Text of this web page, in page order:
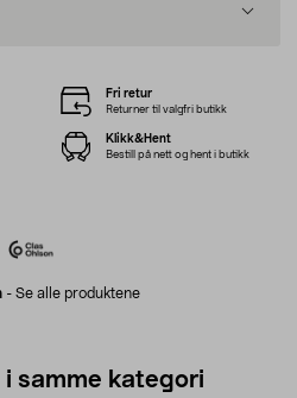
- Se alle produktene
Fri retur
Returner til valgfri butikk
Klikk&Hent
Bestill på nett og hent i butikk
i samme kategori